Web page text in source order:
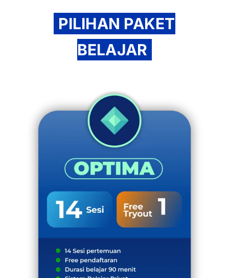
PILIHAN PAKET
BELAJAR